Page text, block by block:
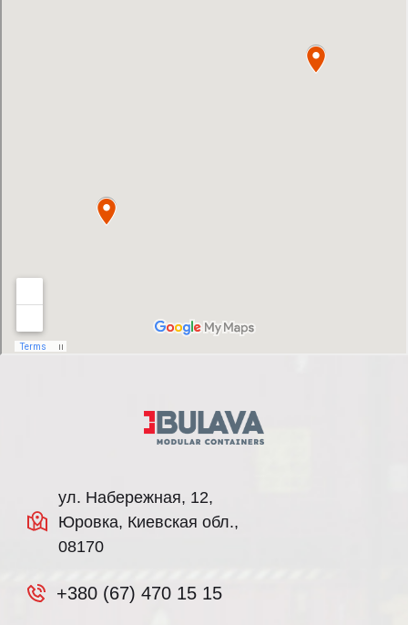
ул. Набережная, 12,
Юровка, Киевская обл.,
08170
+380 (67) 470 15 15